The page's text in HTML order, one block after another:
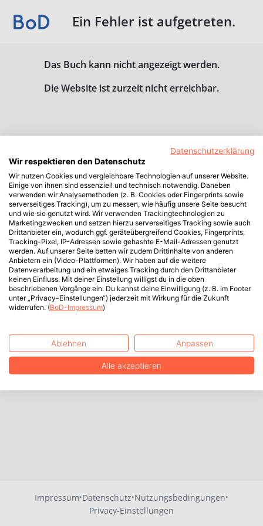
Ein Fehler ist aufgetreten.
Das Buch kann nicht angezeigt werden.
Die Website ist zurzeit nicht erreichbar.
Impressum·Datenschutz·Nutzungsbedingungen·
Privacy-Einstellungen
Datenschutzerklärung
Wir respektieren den Datenschutz
Wir nutzen Cookies und vergleichbare Technologien auf unserer Website.
Einige von ihnen sind essenziell und technisch notwendig. Daneben
verwenden wir Analysemethoden (z. B. Cookies oder Fingerprints sowie
serverseitiges Tracking), um zu messen, wie häufig unsere Seite besucht
und wie sie genutzt wird. Wir verwenden Trackingtechnologien zu
Marketingzwecken und setzen hierzu serverseitiges Tracking sowie auch
Drittanbieter ein, wodurch ggf. geräteübergreifend Cookies, Fingerprints,
Tracking-Pixel, IP-Adressen sowie gehashte E-Mail-Adressen genutzt
werden. Auf unserer Seite betten wir zudem Drittinhalte von anderen
Anbietern ein (Video-Plattformen). Wir haben auf die weitere
Datenverarbeitung und ein etwaiges Tracking durch den Drittanbieter
keinen Einfluss. Mit deiner Einstellung willigst du in die oben
beschriebenen Vorgänge ein. Du kannst deine Einwilligung (z. B. im Footer
unter „Privacy-Einstellungen“) jederzeit mit Wirkung für die Zukunft
widerrufen. (BoD-Impressum)
Ablehnen Anpassen
Alle akzeptieren